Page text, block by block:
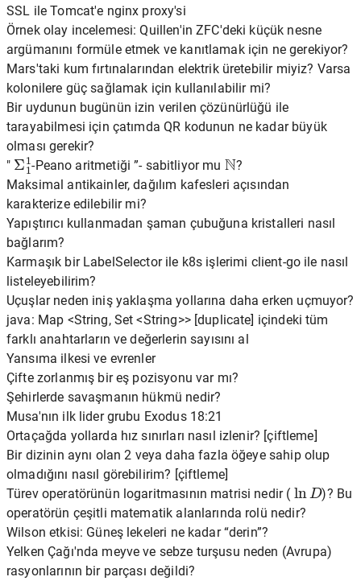
SSL ile Tomcat'e nginx proxy'si
Örnek olay incelemesi: Quillen'in ZFC'deki küçük nesne
argümanını formüle etmek ve kanıtlamak için ne gerekiyor?
Mars'taki kum fırtınalarından elektrik üretebilir miyiz? Varsa
kolonilere güç sağlamak için kullanılabilir mi?
Bir uydunun bugünün izin verilen çözünürlüğü ile
tarayabilmesi için çatımda QR kodunun ne kadar büyük
olması gerekir?
"
Σ11
-Peano aritmetiği ”- sabitliyor mu
N
?
Maksimal antikainler, dağılım kafesleri açısından
karakterize edilebilir mi?
Yapıştırıcı kullanmadan şaman çubuğuna kristalleri nasıl
bağlarım?
Karmaşık bir LabelSelector ile k8s işlerimi client-go ile nasıl
listeleyebilirim?
Uçuşlar neden iniş yaklaşma yollarına daha erken uçmuyor?
java: Map <String, Set <String>> [duplicate] içindeki tüm
farklı anahtarların ve değerlerin sayısını al
Yansıma ilkesi ve evrenler
Çifte zorlanmış bir eş pozisyonu var mı?
Şehirlerde savaşmanın hükmü nedir?
Musa'nın ilk lider grubu Exodus 18:21
Ortaçağda yollarda hız sınırları nasıl izlenir? [çiftleme]
Bir dizinin aynı olan 2 veya daha fazla öğeye sahip olup
olmadığını nasıl görebilirim? [çiftleme]
Türev operatörünün logaritmasının matrisi nedir (
ln D
)? Bu
operatörün çeşitli matematik alanlarında rolü nedir?
Wilson etkisi: Güneş lekeleri ne kadar “derin”?
Yelken Çağı'nda meyve ve sebze turşusu neden (Avrupa)
rasyonlarının bir parçası değildi?